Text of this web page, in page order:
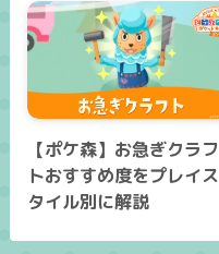
【ポケ森】お急ぎクラフ
トおすすめ度をプレイス
タイル別に解説